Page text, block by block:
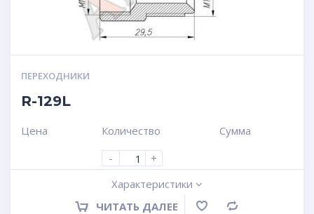
ПЕРЕХОДНИКИ
R-129L
Цена
Количество
-
+
Сумма
Характеристики
ЧИТАТЬ ДАЛЕЕ